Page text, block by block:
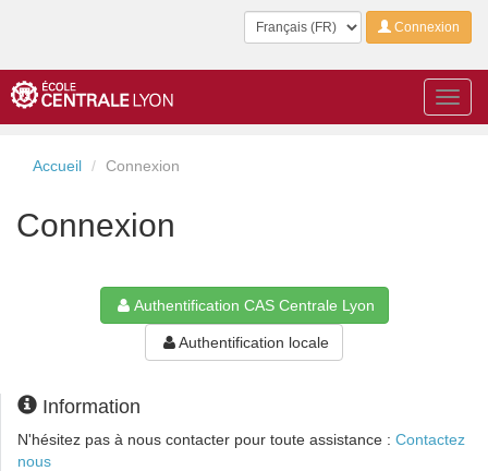
LangueConnexion
Accueil Connexion
Connexion
Authentification CAS Centrale Lyon
Authentification locale
Information
N'hésitez pas à nous contacter pour toute assistance : Contactez
nous